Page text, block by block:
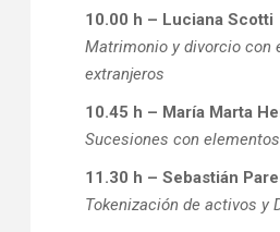
10.00 h – Luciana Scotti
Matrimonio y divorcio con
extranjeros
10.45 h – María Marta
Sucesiones con
11.30 h – Sebastián
Tokenización de activos y